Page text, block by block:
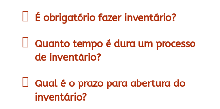
É obrigatório fazer inventário?
Quanto tempo é dura um processo
de inventário?
Qual é o prazo para abertura do
inventário?